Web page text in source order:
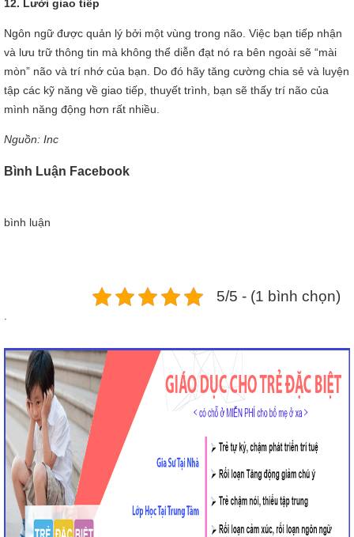
12. Lười giao tiếp
Ngôn ngữ được quản lý bởi một vùng trong não. Việc bạn tiếp nhận
và lưu trữ thông tin mà không thể diễn đạt nó ra bên ngoài sẽ “mài
mòn” não và trí nhớ của bạn. Do đó hãy tăng cường chia sẻ và luyện
tập các kỹ năng về giao tiếp, thuyết trình, bạn sẽ thấy trí não của
mình năng động hơn rất nhiều.
Nguồn: Inc
Bình Luận Facebook
bình luận
5/5 - (1 bình chọn)